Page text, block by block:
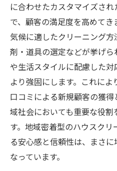
寝屋川市での実践
専門知識を活かし
顧客満足度を高め
専門知識が地域清
ハウスクリーニング資
由
地域のニーズを満
需要に応じたサー
資格取得者が担う
地元住民に支持され
に合わせたカスタマイズさ
で、顧客の満足度を高めて
気候に適したクリーニング
剤・道具の選定などが挙げ
や生活スタイルに配慮した
より強固にします。これに
口コミによる新規顧客の獲
域社会においても重要な役
す。地域密着型のハウスク
る安心感と信頼性は、まさ
なっています。